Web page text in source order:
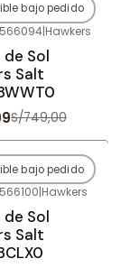
bajo pedido
|Hawkers
Sol
Salt
S/749,00
bajo pedido
|Hawkers
Sol
Salt